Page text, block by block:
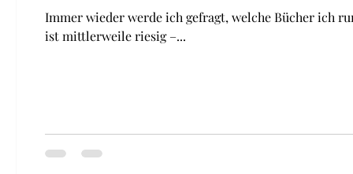
Immer wieder werde ich gefragt, welche Bücher ich
ist mittlerweile riesig –...